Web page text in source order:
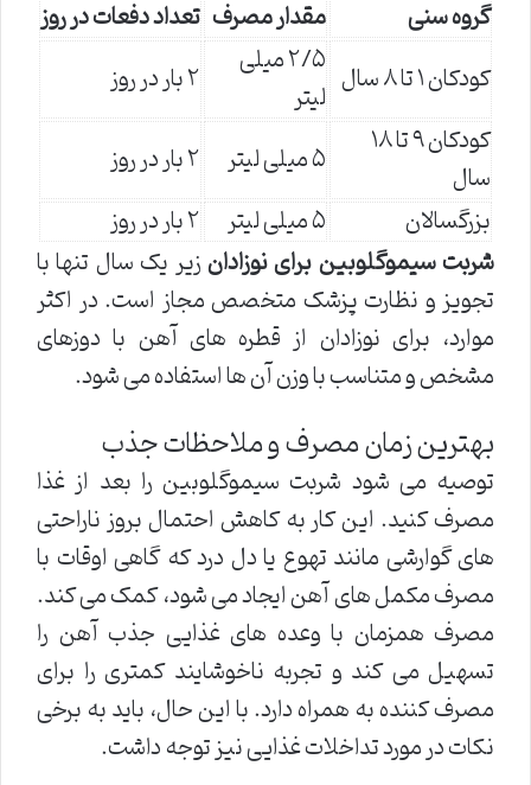
گروه سنی مقدار مصرف تعداد دفعات در روز
کودکان ۱ تا ۸ سال
۲/۵ میلی
لیتر
۲ بار در روز
کودکان ۹ تا ۱۸
سال
۵ میلی لیتر
۲ بار در روز
بزرگسالان
۵ میلی لیتر
۲ بار در روز
شربت سیموگلوبین برای نوزادانزیر یک سال تنها با
تجویز و نظارت پزشک متخصص مجاز است. در اکثر
موارد، برای نوزادان از قطره های آهن با دوزهای
مشخص و متناسب با وزن آن ها استفاده می شود.
بهترین زمان مصرف و ملاحظات جذب
توصیه می شود شربت سیموگلوبین را بعد از غذا
مصرف کنید. این کار به کاهش احتمال بروز ناراحتی
های گوارشی مانند تهوع یا دل درد که گاهی اوقات با
مصرف مکمل های آهن ایجاد می شود، کمک می کند.
مصرف همزمان با وعده های غذایی جذب آهن را
تسهیل می کند و تجربه ناخوشایند کمتری را برای
مصرف کننده به همراه دارد. با این حال، باید به برخی
نکات در مورد تداخلات غذایی نیز توجه داشت.